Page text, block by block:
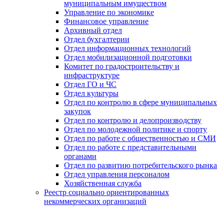
муниципальным имуществом
Управление по экономике
Финансовое управление
Архивный отдел
Отдел бухгалтерии
Отдел информационных технологий
Отдел мобилизационной подготовки
Комитет по градостроительству и
инфраструктуре
Отдел ГО и ЧС
Отдел культуры
Отдел по контролю в сфере муниципальных
закупок
Отдел по контролю и делопроизводству
Отдел по молодежной политике и спорту
Отдел по работе с общественностью и СМИ
Отдел по работе с представительными
органами
Отдел по развитию потребительского рынка
Отдел управления персоналом
Хозяйственная служба
Реестр социально ориентированных
некоммерческих организаций